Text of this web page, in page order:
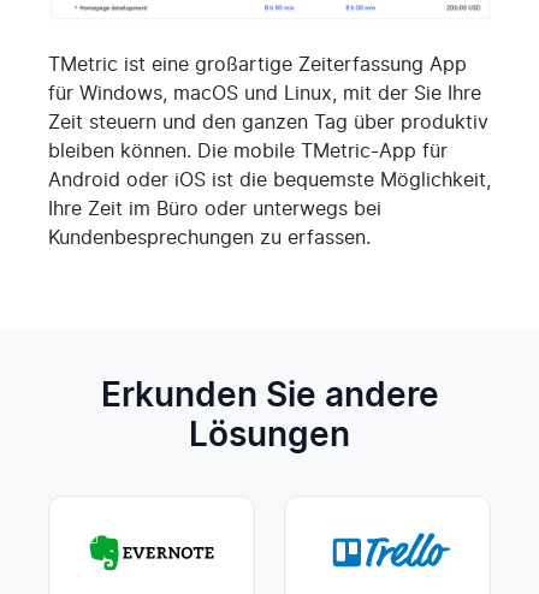
TMetric ist eine großartige Zeiterfassung App
für Windows, macOS und Linux, mit der Sie Ihre
Zeit steuern und den ganzen Tag über produktiv
bleiben können. Die mobile TMetric-App für
Android oder iOS ist die bequemste Möglichkeit,
Ihre Zeit im Büro oder unterwegs bei
Kundenbesprechungen zu erfassen.
Erkunden Sie andere
Lösungen